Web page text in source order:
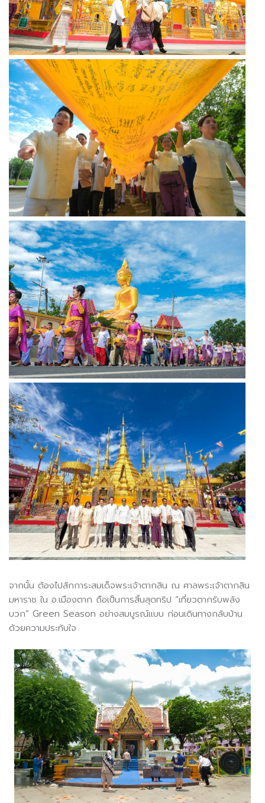
จากนั้น ต้องไปสักการะสมเด็จพระเจ้าตากสิน ณ ศาลพระเจ้าตากสิน
มหาราช ใน อ.เมืองตาก ถือเป็นการสิ้นสุดทริป “เที่ยวตากรับพลัง
บวก” Green Season อย่างสมบูรณ์แบบ ก่อนเดินทางกลับบ้าน
ด้วยความประทับใจ